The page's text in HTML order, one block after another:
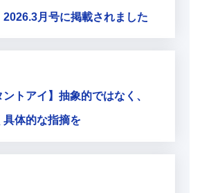
2026.3月号に掲載されました
ントアイ】抽象的ではなく、
具体的な指摘を